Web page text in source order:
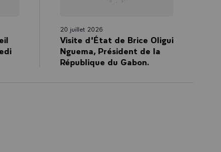
20 juillet 2026
Visite d'État de Brice Oligui
Nguema, Président de la
République du Gabon.